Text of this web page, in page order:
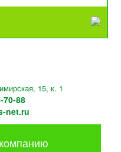
15, к. 1
70-88
net.ru